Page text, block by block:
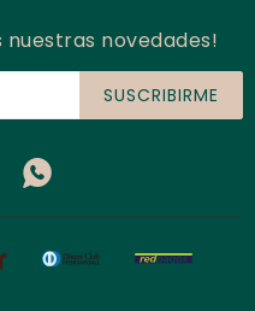
novedades!
SUSCRIBIRME
